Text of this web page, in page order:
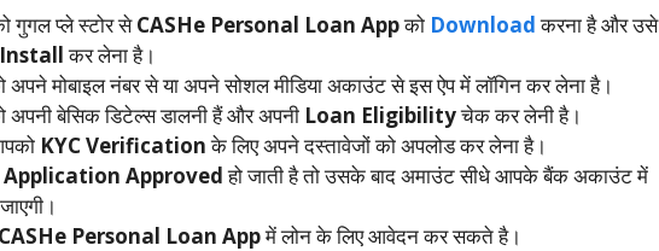
गुगल प्ले स्टोर सेCASHe Personal Loan Appको Downloadकरना है और उसे
Installकर लेना है।
मोबाइल नंबर से या अपने सोशल मीडिया अकाउंट से इस ऐप में लॉगिन कर लेना है।
बेसिक डिटेल्स डालनी हैं और अपनी Loan Eligibilityचेक कर लेनी है।
KYC Verificationके लिए अपने दस्तावेजों को अपलोड कर लेना है।
Application Approvedहो जाती है तो उसके बाद अमाउंट सीधे आपके बैंक अकाउंट में
CASHe Personal Loan Appमें लोन के लिए आवेदन कर सकते है।